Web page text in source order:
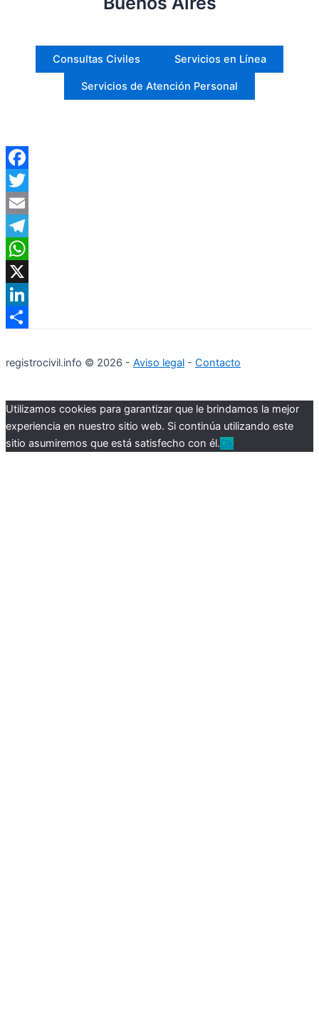
Consultas Civiles Servicios en Línea
Servicios de Atención Personal
Facebook
Twitter
Email
Telegram
WhatsApp
X
LinkedIn
registrocivil.info © 2026 - Aviso legal - Contacto
Utilizamos cookies para garantizar que le brindamos la mejor
experiencia en nuestro sitio web. Si continúa utilizando este
sitio asumiremos que está satisfecho con él.Ok